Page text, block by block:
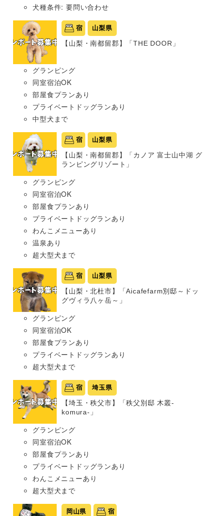
犬種条件: 要問い合わせ
宿 山梨県
【山梨・南都留郡】「THE DOOR」
グランピング
同室宿泊OK
部屋食プランあり
プライベートドッグランあり
中型犬まで
宿 山梨県
【山梨・南都留郡】「カノア 富士山中湖 グ
ランピングリゾート」
グランピング
同室宿泊OK
部屋食プランあり
プライベートドッグランあり
わんこメニューあり
温泉あり
超大型犬まで
宿 山梨県
【山梨・北杜市】「Aicafefarm別邸～ドッ
グヴィラ八ヶ岳～」
グランピング
同室宿泊OK
部屋食プランあり
プライベートドッグランあり
超大型犬まで
宿 埼玉県
【埼玉・秩父市】「秩父別邸 木叢-
komura-」
グランピング
同室宿泊OK
部屋食プランあり
プライベートドッグランあり
わんこメニューあり
超大型犬まで
岡山県 宿